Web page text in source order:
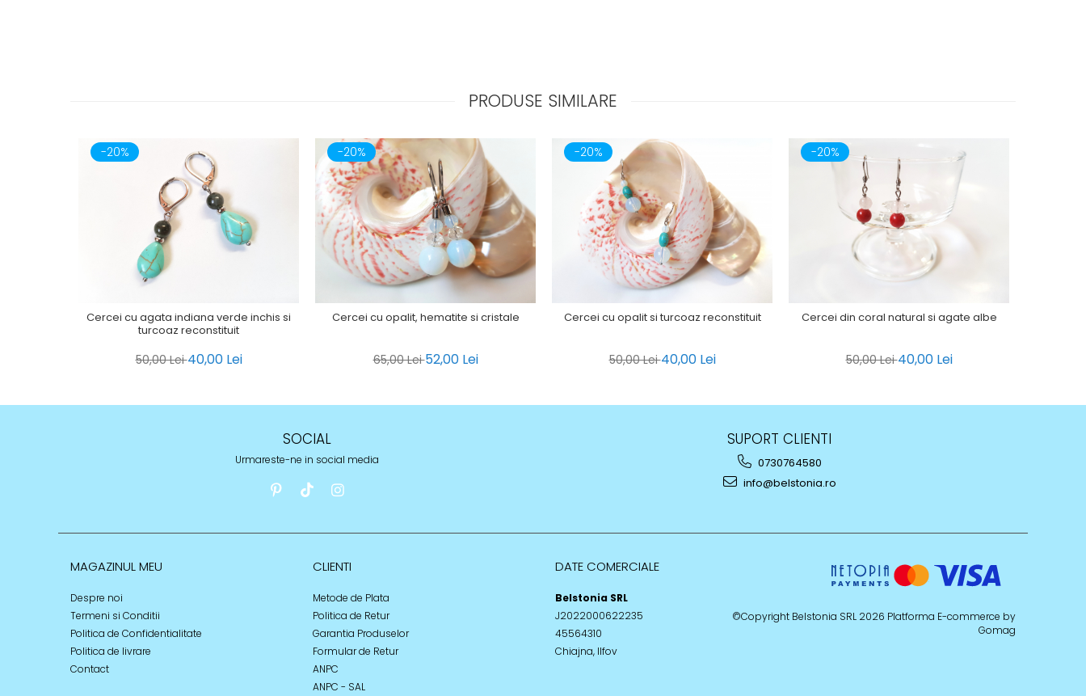
PRODUSE SIMILARE
-20%
Cercei cu agata indiana verde inchis si
turcoaz reconstituit
50,00 Lei40,00 Lei
-20%
Cercei cu opalit, hematite si cristale
65,00 Lei52,00 Lei
-20%
Cercei cu opalit si turcoaz reconstituit
50,00 Lei40,00 Lei
-20%
Cercei din coral natural si agate albe
50,00 Lei40,00 Lei
SOCIAL
Urmareste-ne in social media
SUPORT CLIENTI
0730764580
info@belstonia.ro
MAGAZINUL MEU
Despre noi
Termeni si Conditii
Politica de Confidentialitate
Politica de livrare
Contact
CLIENTI
Metode de Plata
Politica de Retur
Garantia Produselor
Formular de Retur
ANPC
ANPC - SAL
DATE COMERCIALE
Belstonia SRL
J2022000622235
45564310
Chiajna, Ilfov
©Copyright Belstonia SRL 2026 Platforma E-commerce by
Gomag